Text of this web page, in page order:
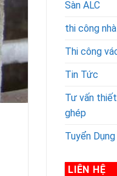
Sàn ALC
thi công
Thi công
Tin Tức
Tư vấn
ghép
Tuyển Dụng
LIÊN HỆ